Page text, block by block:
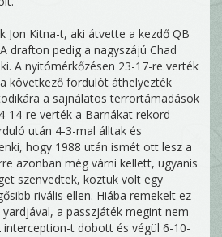
Jon Kitna-t, aki átvette a kezdő QB
drafton pedig a nagyszájú Chad
A nyitómérkőzésen 23-17-re verték
következő fordulót áthelyezték
a sajnálatos terrortámadások
14-re verték a Barnákat rekord
után 4-3-mal álltak és
hogy 1988 után ismét ott lesz a
azonban még várni kellett, ugyanis
szenvedtek, köztük volt egy
rivális ellen. Hiába remekelt ez
a passzjáték megint nem
t dobott és végül 6-10-